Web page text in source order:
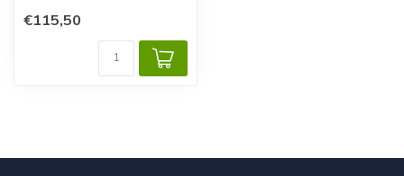
mm.
Uitzonderlijk hog...
€115,50